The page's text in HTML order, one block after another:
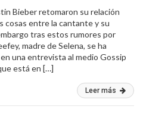
Bieber retomaron su relación
cosas entre la cantante y su
tras estos rumores por
madre de Selena, se ha
una entrevista al medio Gossip
está en […]
Leer más